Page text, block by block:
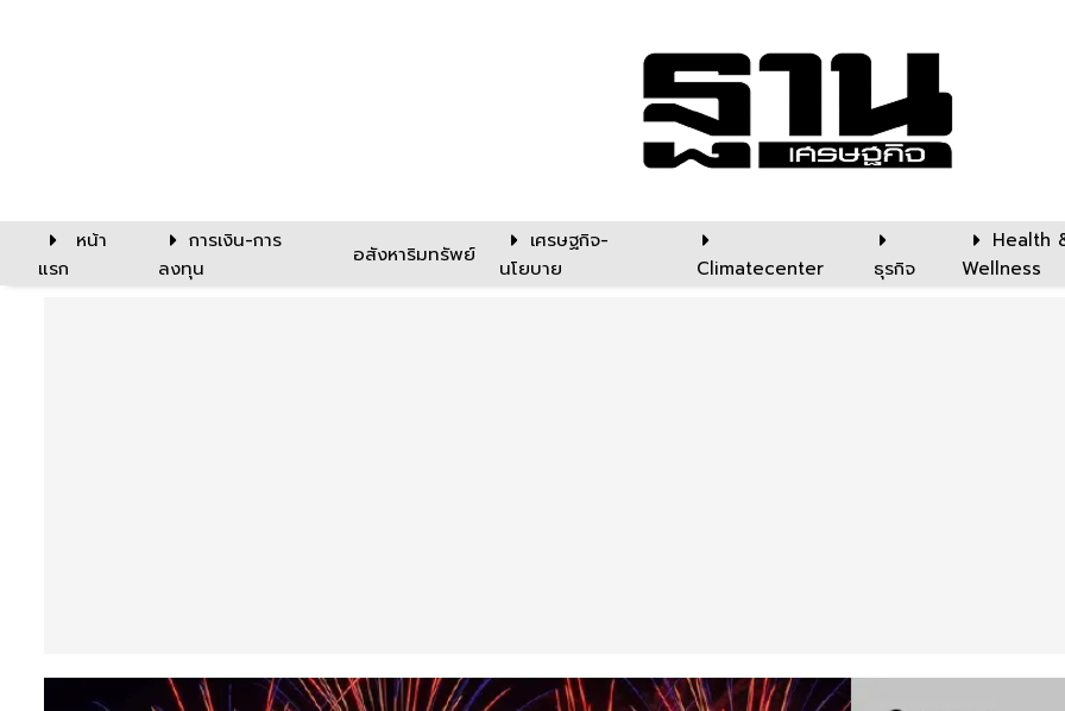
หน้า
แรก
การเงิน-การ
ลงทุน
อสังหาริมทรัพย์
เศรษฐกิจ-
นโยบาย
Climatecenter ธุรกิจ
Health
Wellness